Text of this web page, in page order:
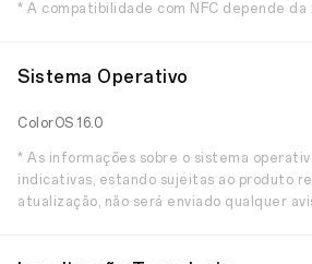
* A compatibilidade com NFC depende da
Sistema Operativo
ColorOS 16.0
* As informações sobre o sistema
indicativas, estando sujeitas ao produto
atualização, não será enviado qualquer